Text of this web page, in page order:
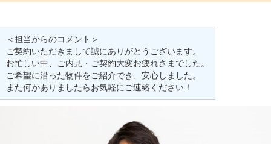
＜担当からのコメント＞
ご契約いただきまして誠にありがとうございます。
お忙しい中、ご内見・ご契約大変お疲れさまでした。
ご希望に沿った物件をご紹介でき、安心しました。
また何かありましたらお気軽にご連絡ください！